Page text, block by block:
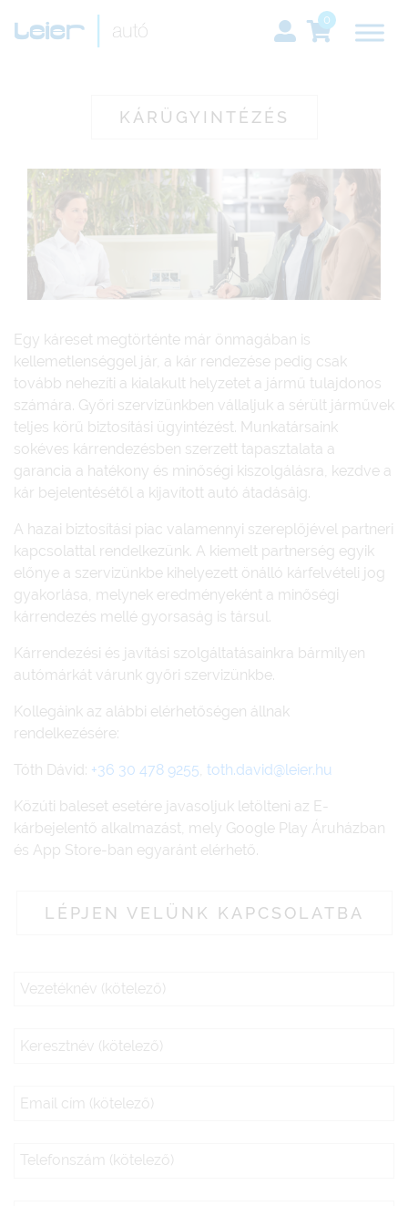
0
KÁRÜGYINTÉZÉS
Egy káreset megtörténte már önmagában is
kellemetlenséggel jár, a kár rendezése pedig csak
tovább nehezíti a kialakult helyzetet a jármű tulajdonos
számára. Győri szervizünkben vállaljuk a sérült járművek
teljes körű biztosítási ügyintézést. Munkatársaink
sokéves kárrendezésben szerzett tapasztalata a
garancia a hatékony és minőségi kiszolgálásra, kezdve a
kár bejelentésétől a kijavított autó átadásáig.
A hazai biztosítási piac valamennyi szereplőjével partneri
kapcsolattal rendelkezünk. A kiemelt partnerség egyik
előnye a szervizünkbe kihelyezett önálló kárfelvételi jog
gyakorlása, melynek eredményeként a minőségi
kárrendezés mellé gyorsaság is társul.
Kárrendezési és javítási szolgáltatásainkra bármilyen
autómárkát várunk győri szervizünkbe.
Kollegáink az alábbi elérhetőségen állnak
rendelkezésére:
Tóth Dávid: +36 30 478 9255 toth.david@leier.hu
Közúti baleset esetére javasoljuk letölteni az E-
kárbejelentő alkalmazást, mely Google Play Áruházban
és App Store-ban egyaránt elérhető.
LÉPJEN VELÜNK KAPCSOLATBA